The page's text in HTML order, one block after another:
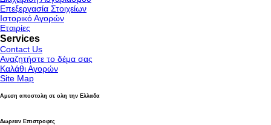
Επεξεργασία Στοιχείων
Ιστορικό Αγορών
Εταιρίες
Services
Contact Us
Αναζητήστε το δέμα σας
Καλάθι Αγορών
Site Map
Αμεση αποστολη σε ολη την Ελλαδα
Δωρεαν Επιστροφες